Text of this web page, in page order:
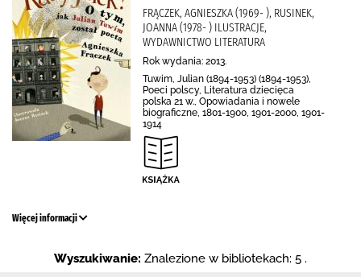
FRĄCZEK, AGNIESZKA (1969- ), RUSINEK,
JOANNA (1978- ) ILUSTRACJE,
WYDAWNICTWO LITERATURA
Rok wydania: 2013.
Tuwim, Julian (1894-1953) (1894-1953),
Poeci polscy, Literatura dziecięca
polska 21 w., Opowiadania i nowele
biograficzne, 1801-1900, 1901-2000, 1901-
1914
Więcej informacji
Wyszukiwanie: Znalezione w bibliotekach: 5 .